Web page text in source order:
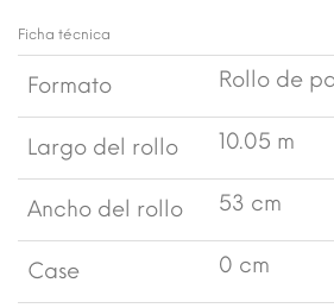
Ficha técnica
Formato Rollo de
Largo del rollo 10.05 m
Ancho del rollo 53 cm
Case 0 cm